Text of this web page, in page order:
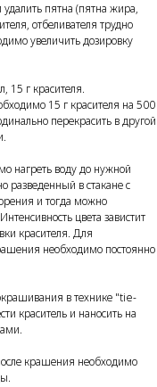
пятна (пятна жира,
отбеливателя трудно
увеличить дозировку
15 г красителя.
15 г красителя на 500
перекрасить в другой
нагреть воду до нужной
разведенный в стакане с
и тогда можно
цвета завистит
красителя. Для
необходимо постоянно
в технике "tie-
краситель и наносить на
крашения необходимо